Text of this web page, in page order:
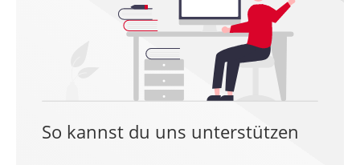
So kannst du uns unterstützen